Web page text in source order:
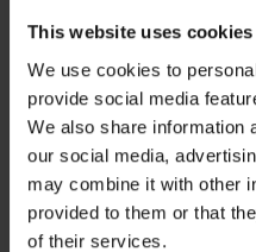
This website uses cookies
We use cookies to
provide social media
We also share information
our social media,
may combine it with other
provided to them or that
of their services.
-30%
4,6
5PACK Nylonowe
podkolanówki 20 DEN
Zniżka
26,59 zł Pierwotna cena
37,99 zł